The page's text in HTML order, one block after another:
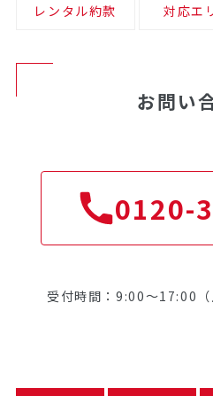
レンタル約款 対応エ
お問い
0120-
受付時間：9:00～17:00（